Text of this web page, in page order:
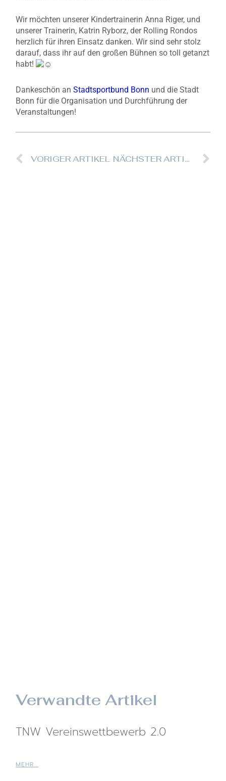
Wir möchten unserer Kindertrainerin Anna Riger, und
unserer Trainerin, Katrin Ryborz, der Rolling Rondos
herzlich für ihren Einsatz danken. Wir sind sehr stolz
darauf, dass ihr auf den großen Bühnen so toll getanzt
habt!
Dankeschön anStadtsportbund Bonn und die Stadt
Bonn für die Organisation und Durchführung der
Veranstaltungen!
Prev
VORIGER ARTIKEL NÄCHSTER ARTIKEL
Verwandte Artikel
TNW Vereinswettbewerb 2.0
MEHR...